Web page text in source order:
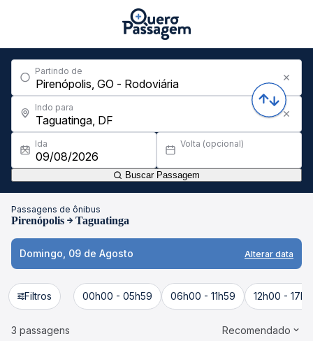
Partindo de
Indo para
Ida Volta (opcional)
Buscar Passagem
Passagens de ônibus
Pirenópolis Taguatinga
Domingo, 09 de Agosto Alterar data
Filtros 00h00 - 05h59 06h00 - 11h59 12h00 -
3 passagens Recomendado